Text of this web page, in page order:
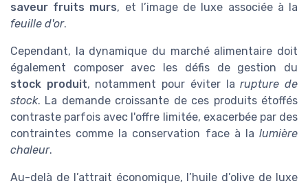
saveur fruits murs, et l’image de luxe associée à la
feuille d'or.
Cependant, la dynamique du marché alimentaire doit
également composer avec les défis de gestion du
stock produit, notamment pour éviter larupture de
stock. La demande croissante de ces produits étoffés
contraste parfois avec l'offre limitée, exacerbée par des
contraintes comme la conservation face à la lumière
chaleur.
Au-delà de l’attrait économique, l’huile d’olive de luxe